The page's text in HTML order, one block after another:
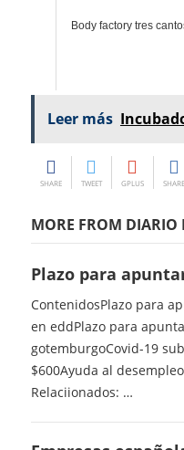
Body factory tres
Leer más
SHARE TWEET GPLUS SHARE
MORE FROM DIARIO
Plazo para
ContenidosPlazo para
en eddPlazo para
gotemburgoCovid-19
$600Ayuda al
Relaciionados: …